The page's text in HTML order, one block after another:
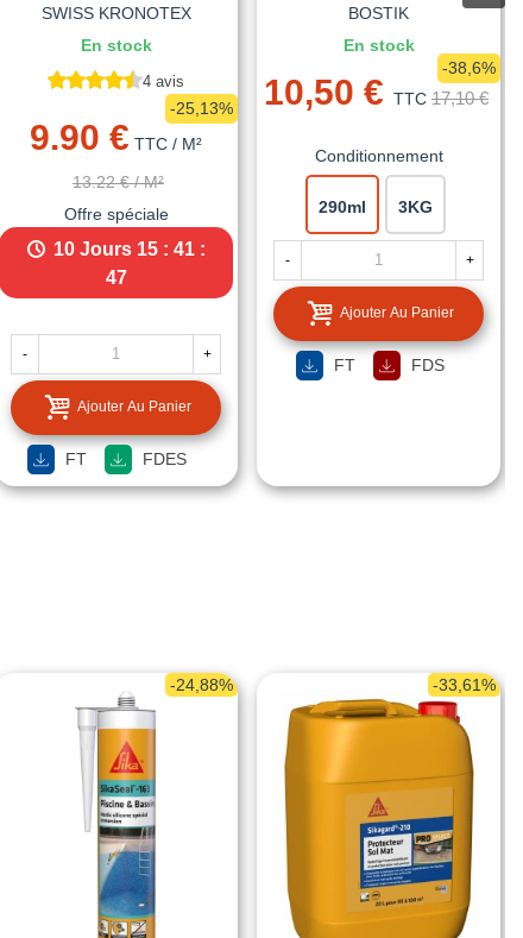
SWISS KRONOTEX
En stock
4 avis
9.90 € TTC / M²
13.22 € / M²
-25,13%
Offre spéciale
10 Jours 15 : 41 :
45
- +
Ajouter Au Panier
FT FDES
BOSTIK
En stock
10,50 € TTC 17,10 €
-38,6%
Conditionnement
290ml 3KG
- +
Ajouter Au Panier
FT FDS
-24,88% -33,61%